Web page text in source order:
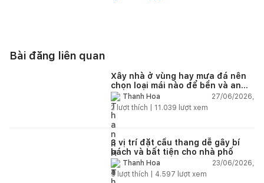
Bài đăng liên quan
Xây nhà ở vùng hay mưa đá nên
chọn loại mái nào để bền và an
toàn?Thanh Hoa
27/06/2026,
2 lượt thích | 11.039 lượt xem
3 vị trí đặt cầu thang dễ gây bí
bách và bất tiện cho nhà phố
Thanh Hoa
23/06/2026,
5 lượt thích | 4.597 lượt xem